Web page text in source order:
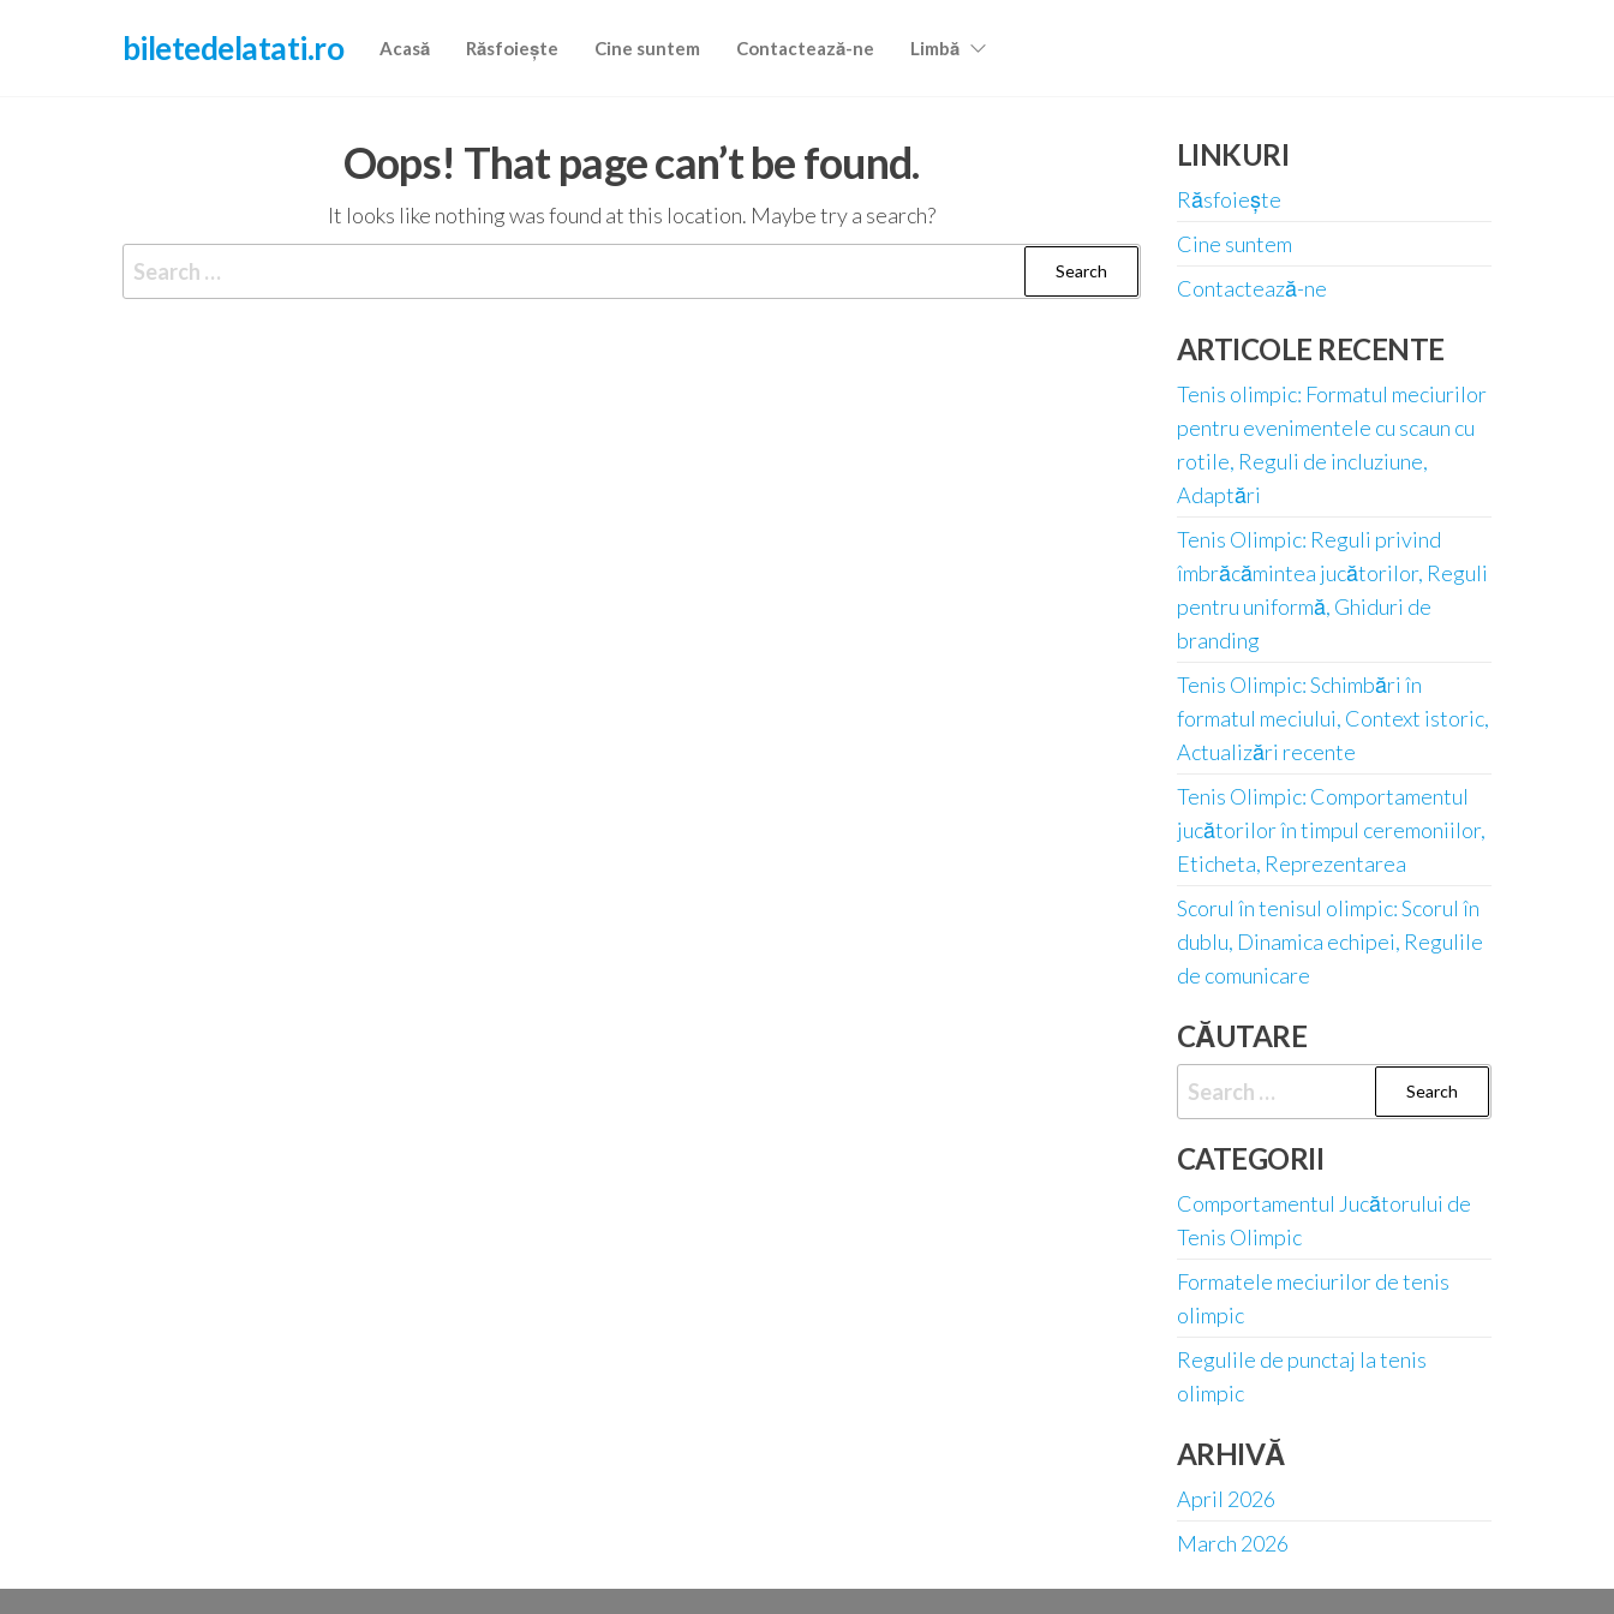
biletedelatati.ro Acasă Răsfoiește Cine suntem Contactează-ne Limbă
Oops! That page can’t be found.
It looks like nothing was found at this location. Maybe try a search?
for:
LINKURI
Răsfoiește
Cine suntem
Contactează-ne
ARTICOLE RECENTE
Tenis olimpic: Formatul meciurilor
pentru evenimentele cu scaun cu
rotile, Reguli de incluziune,
Adaptări
Tenis Olimpic: Reguli privind
îmbrăcămintea jucătorilor, Reguli
pentru uniformă, Ghiduri de
branding
Tenis Olimpic: Schimbări în
formatul meciului, Context istoric,
Actualizări recente
Tenis Olimpic: Comportamentul
jucătorilor în timpul ceremoniilor,
Eticheta, Reprezentarea
Scorul în tenisul olimpic: Scorul în
dublu, Dinamica echipei, Regulile
de comunicare
CĂUTARE
Search
for:
CATEGORII
Comportamentul Jucătorului de
Tenis Olimpic
Formatele meciurilor de tenis
olimpic
Regulile de punctaj la tenis
olimpic
ARHIVĂ
April 2026
March 2026